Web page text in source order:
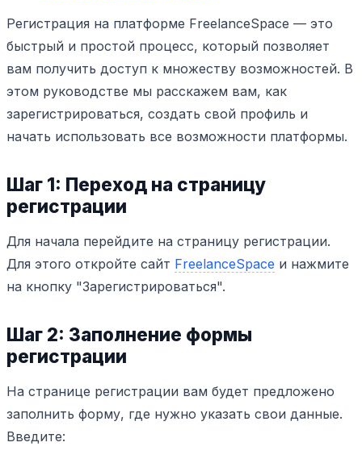
Регистрация на платформе FreelanceSpace — это
быстрый и простой процесс, который позволяет
вам получить доступ к множеству возможностей. В
этом руководстве мы расскажем вам, как
зарегистрироваться, создать свой профиль и
начать использовать все возможности платформы.
Шаг 1: Переход на страницу
регистрации
Для начала перейдите на страницу регистрации.
Для этого откройте сайт FreelanceSpace и нажмите
на кнопку "Зарегистрироваться".
Шаг 2: Заполнение формы
регистрации
На странице регистрации вам будет предложено
заполнить форму, где нужно указать свои данные.
Введите: